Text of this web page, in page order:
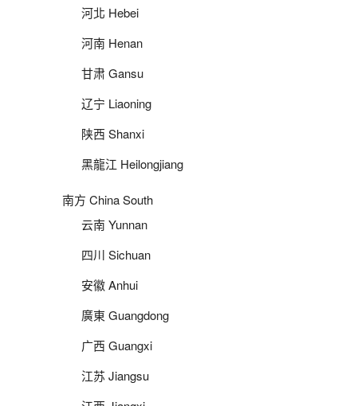
河北 Hebei
河南 Henan
甘肃 Gansu
辽宁 Liaoning
陕西 Shanxi
黑龍江 Heilongjiang
南方 China South
云南 Yunnan
四川 Sichuan
安徽 Anhui
廣東 Guangdong
广西 Guangxi
江苏 Jiangsu